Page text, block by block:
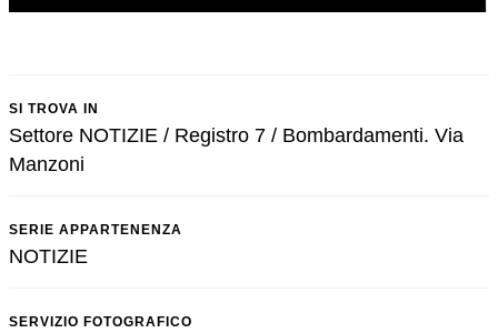
SI TROVA IN
Settore NOTIZIE / Registro 7 / Bombardamenti. Via
Manzoni
SERIE APPARTENENZA
NOTIZIE
SERVIZIO FOTOGRAFICO